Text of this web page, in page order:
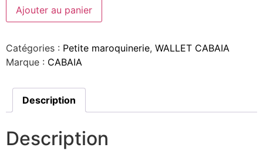
Ajouter au panier
Catégories : Petite maroquinerie, WALLET CABAIA
Marque : CABAIA
Description
Description